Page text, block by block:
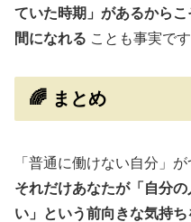
ていた時期」があるから
間になれる ことも事実です
🌈 まとめ
「普通に働けない自分」
それだけあなたが「自分
い」という前向きな気持